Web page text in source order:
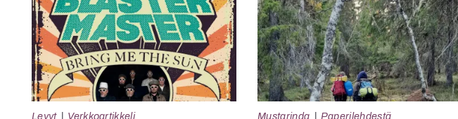
Levyt Verkkoartikkeli Mustarinda Paperilehdestä